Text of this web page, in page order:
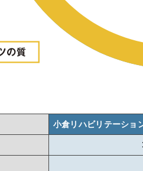
小倉リハビリテーショ